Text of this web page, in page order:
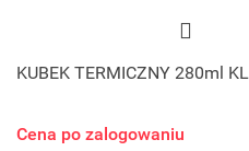
KUBEK TERMICZNY 280ml
Cena po zalogowaniu